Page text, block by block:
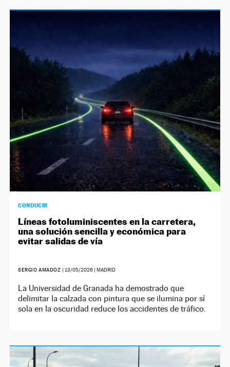
CONDUCIR
Líneas fotoluminiscentes en la carretera,
una solución sencilla y económica para
evitar salidas de vía
SERGIO AMADOZ | 13/05/2026| MADRID
La Universidad de Granada ha demostrado que
delimitar la calzada con pintura que se ilumina por sí
sola en la oscuridad reduce los accidentes de tráfico.